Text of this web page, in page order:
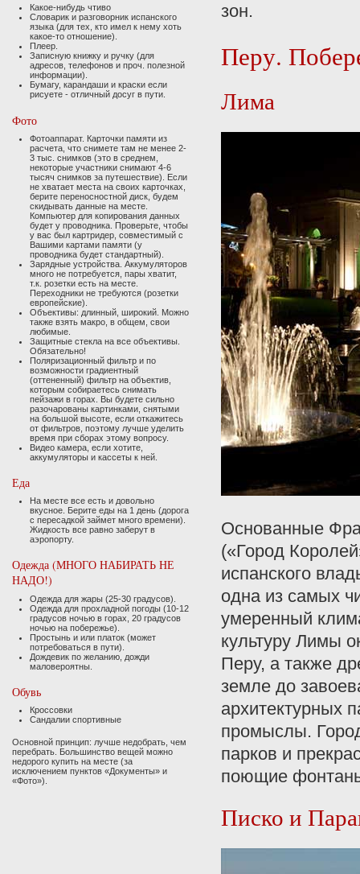
Какое-нибудь чтиво
Словарик и разговорник испанского
языка (для тех, кто имел к нему хоть
какое-то отношение).
Плеер.
Записную книжку и ручку (для
адресов, телефонов и проч. полезной
информации).
Бумагу, карандаши и краски если
рисуете - отличный досуг в пути.
Фото
Фотоаппарат. Карточки памяти из
расчета, что снимете там не менее 2-
3 тыс. снимков (это в среднем,
некоторые участники снимают 4-6
тысяч снимков за путешествие). Если
не хватает места на своих карточках,
берите переносностной диск, будем
скидывать данные на месте.
Компьютер для копирования данных
будет у проводника. Проверьте, чтобы
у вас был картридер, совместимый с
Вашими картами памяти (у
проводника будет стандартный).
Зарядные устройства. Аккумуляторов
много не потребуется, пары хватит,
т.к. розетки есть на месте.
Переходники не требуются (розетки
европейские).
Объективы: длинный, широкий. Можно
также взять макро, в общем, свои
любимые.
Защитные стекла на все объективы.
Обязательно!
Поляризационный фильтр и по
возможности градиентный
(оттененный) фильтр на объектив,
которым собираетесь снимать
пейзажи в горах. Вы будете сильно
разочарованы картинками, снятыми
на большой высоте, если откажитесь
от фильтров, поэтому лучше уделить
время при сборах этому вопросу.
Видео камера, если хотите,
аккумуляторы и кассеты к ней.
Еда
На месте все есть и довольно
вкусное. Берите еды на 1 день (дорога
с пересадкой займет много времени).
Жидкость все равно заберут в
аэропорту.
Одежда (МНОГО НАБИРАТЬ НЕ
НАДО!)
Одежда для жары (25-30 градусов).
Одежда для прохладной погоды (10-12
градусов ночью в горах, 20 градусов
ночью на побережье).
Простынь и или платок (может
потребоваться в пути).
Дождевик по желанию, дожди
маловероятны.
Обувь
Кроссовки
Сандалии спортивные
Основной принцип: лучше недобрать, чем
перебрать. Большинство вещей можно
недорого купить на месте (за
исключением пунктов «Документы» и
«Фото»).
зон.
Перу.
Лима
Основанные
(«Город
испанского
одна из самых
умеренный
культуру Лимы
Перу, а также
земле до
архитектурных
промыслы.
парков и
поющие
Писко и